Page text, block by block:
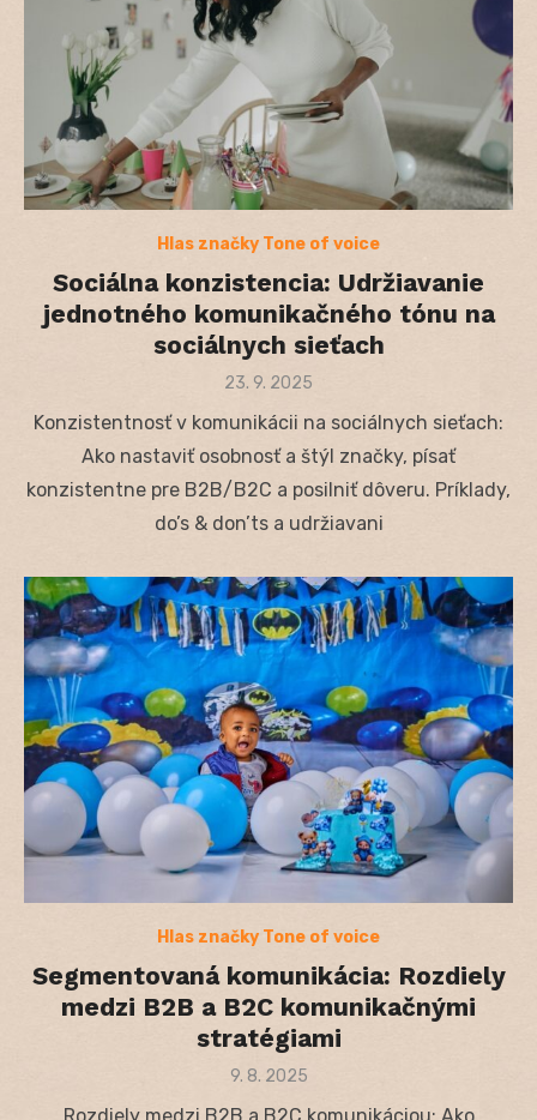
Hlas značky Tone of voice
Sociálna konzistencia: Udržiavanie
jednotného komunikačného tónu na
sociálnych sieťach
Posted
23. 9. 2025
Konzistentnosť v komunikácii na sociálnych sieťach:
Ako nastaviť osobnosť a štýl značky, písať
konzistentne pre B2B/B2C a posilniť dôveru. Príklady,
do’s & don’ts a udržiavani
Hlas značky Tone of voice
Segmentovaná komunikácia: Rozdiely
medzi B2B a B2C komunikačnými
stratégiami
Posted
9. 8. 2025